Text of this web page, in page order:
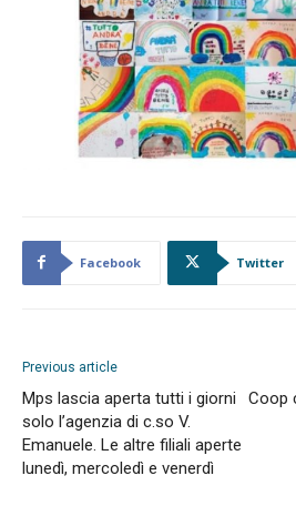
Facebook Twitter
Previous article
Mps lascia aperta tutti i giorni
solo l’agenzia di c.so V.
Emanuele. Le altre filiali aperte
lunedì, mercoledì e venerdì
Coop